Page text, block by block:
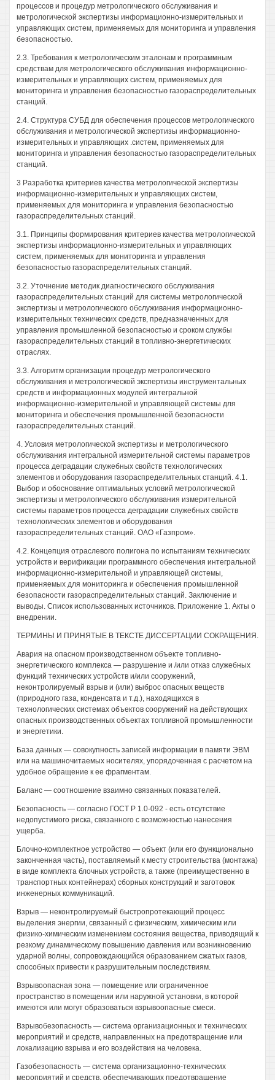
процессов и процедур метрологического обслуживания и
метрологической экспертизы информационно-измерительных и
управляющих систем, применяемых для мониторинга и управления
безопасностью.
2.3. Требования к метрологическим эталонам и программным
средствам для метрологического обслуживания информационно-
измерительных и управляющих систем, применяемых для
мониторинга и управления безопасностью газораспределительных
станций.
2.4. Структура СУБД для обеспечения процессов метрологического
обслуживания и метрологической экспертизы информационно-
измерительных и управляющих .систем, применяемых для
мониторинга и управления безопасностью газораспределительных
станций.
3 Разработка критериев качества метрологической экспертизы
информационно-измерительных и управляющих систем,
применяемых для мониторинга и управления безопасностью
газораспределительных станций.
3.1. Принципы формирования критериев качества метрологической
экспертизы информационно-измерительных и управляющих
систем, применяемых для мониторинга и управления
безопасностью газораспределительных станций.
3.2. Уточнение методик диагностического обслуживания
газораспределительных станций для системы метрологической
экспертизы и метрологического обслуживания информационно-
измерительных технических средств, предназначенных для
управления промышленной безопасностью и сроком службы
газораспределительных станций в топливно-энергетических
отраслях.
3.3. Алгоритм организации процедур метрологического
обслуживания и метрологической экспертизы инструментальных
средств и информационных модулей интегральной
информационно-измерительной и управляющей системы для
мониторинга и обеспечения промышленной безопасности
газораспределительных станций.
4. Условия метрологической экспертизы и метрологического
обслуживания интегральной измерительной системы параметров
процесса деградации служебных свойств технологических
элементов и оборудования газораспределительных станций. 4.1.
Выбор и обоснование оптимальных условий метрологической
экспертизы и метрологического обслуживания измерительной
системы параметров процесса деградации служебных свойств
технологических элементов и оборудования
газораспределительных станций. ОАО «Газпром».
4.2. Концепция отраслевого полигона по испытаниям технических
устройств и верификации программного обеспечения интегральной
информационно-измерительной и управляющей системы,
применяемых для мониторинга и обеспечения промышленной
безопасности газораспределительных станций. Заключение и
выводы. Список использованных источников. Приложение 1. Акты о
внедрении.
ТЕРМИНЫ И ПРИНЯТЫЕ В ТЕКСТЕ ДИССЕРТАЦИИ СОКРАЩЕНИЯ.
Авария на опасном производственном объекте топливно-
энергетического комплекса — разрушение и /или отказ служебных
функций технических устройств и/или сооружений,
неконтролируемый взрыв и (или) выброс опасных веществ
(природного газа, конденсата и т.д.), находящихся в
технологических системах объектов сооружений на действующих
опасных производственных объектах топливной промышленности
и энергетики.
База данных — совокупность записей информации в памяти ЭВМ
или на машиночитаемых носителях, упорядоченная с расчетом на
удобное обращение к ее фрагментам.
Баланс — соотношение взаимно связанных показателей.
Безопасность — согласно ГОСТ Р 1.0-092 - есть отсутствие
недопустимого риска, связанного с возможностью нанесения
ущерба.
Блочно-комплектное устройство — объект (или его функционально
законченная часть), поставляемый к месту строительства (монтажа)
в виде комплекта блочных устройств, а также (преимущественно в
транспортных контейнерах) сборных конструкций и заготовок
инженерных коммуникаций.
Взрыв — неконтролируемый быстропротекающий процесс
выделения энергии, связанный с физическим, химическим или
физико-химическим изменением состояния вещества, приводящий к
резкому динамическому повышению давления или возникновению
ударной волны, сопровождающийся образованием сжатых газов,
способных привести к разрушительным последствиям.
Взрывоопасная зона — помещение или ограниченное
пространство в помещении или наружной установки, в которой
имеются или могут образоваться взрывоопасные смеси.
Взрывобезопасность — система организационных и технических
мероприятий и средств, направленных на предотвращение или
локализацию взрыва и его воздействия на человека.
Газобезопасность — система организационно-технических
мероприятий и средств, обеспечивающих предотвращение